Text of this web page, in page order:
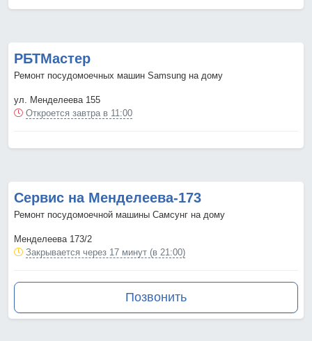
РБТМастер
Ремонт посудомоечных машин Samsung на дому
ул. Менделеева 155
Откроется завтра в 11:00
Сервис на Менделеева-173
Ремонт посудомоечной машины Самсунг на дому
Менделеева 173/2
Закрывается через 17 минут (в 21:00)
Позвонить